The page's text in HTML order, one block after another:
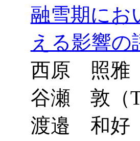
融雪期にお
える影響の
西原 照雅
谷瀬 敦（
渡邉 和好